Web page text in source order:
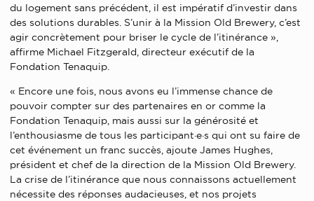
du logement sans précédent, il est impératif d’investir dans
des solutions durables. S’unir à la Mission Old Brewery, c’est
agir concrètement pour briser le cycle de l’itinérance »,
affirme Michael Fitzgerald, directeur exécutif de la
Fondation Tenaquip.
« Encore une fois, nous avons eu l’immense chance de
pouvoir compter sur des partenaires en or comme la
Fondation Tenaquip, mais aussi sur la générosité et
l’enthousiasme de tous les participant·e·s qui ont su faire de
cet événement un franc succès, ajoute James Hughes,
président et chef de la direction de la Mission Old Brewery.
La crise de l’itinérance que nous connaissons actuellement
nécessite des réponses audacieuses, et nos projets